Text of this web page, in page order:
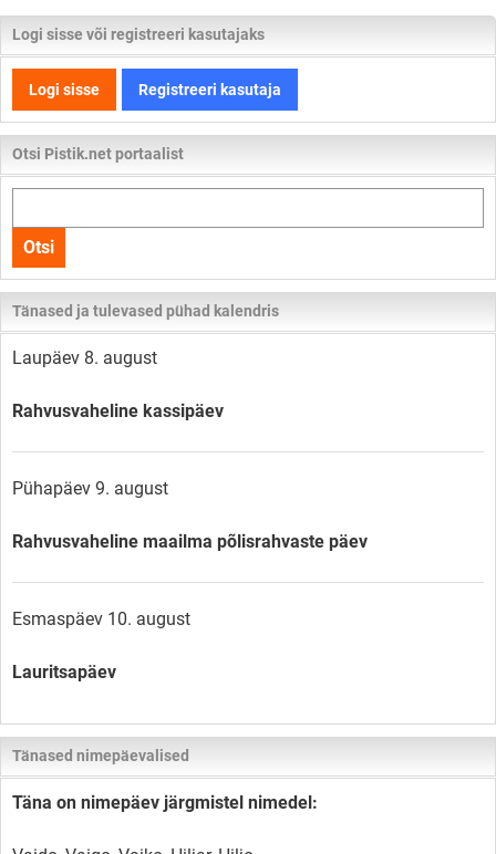
Logi sisse või registreeri kasutajaks
Logi sisse Registreeri kasutaja
Otsi Pistik.net portaalist
kogu
lehelt
Otsi
Tänased ja tulevased pühad kalendris
Laupäev 8. august
Rahvusvaheline kassipäev
Pühapäev 9. august
Rahvusvaheline maailma põlisrahvaste päev
Esmaspäev 10. august
Lauritsapäev
Tänased nimepäevalised
Täna on nimepäev järgmistel nimedel: